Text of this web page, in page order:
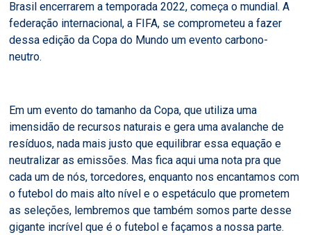
Brasil encerrarem a temporada 2022, começa o mundial. A
federação internacional, a FIFA, se comprometeu a fazer
dessa edição da Copa do Mundo um evento carbono-
neutro.
Em um evento do tamanho da Copa, que utiliza uma
imensidão de recursos naturais e gera uma avalanche de
resíduos, nada mais justo que equilibrar essa equação e
neutralizar as emissões. Mas fica aqui uma nota pra que
cada um de nós, torcedores, enquanto nos encantamos com
o futebol do mais alto nível e o espetáculo que prometem
as seleções, lembremos que também somos parte desse
gigante incrível que é o futebol e façamos a nossa parte.